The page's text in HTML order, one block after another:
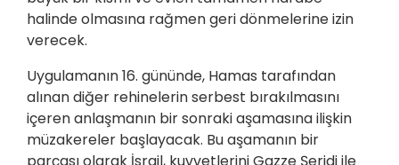
halinde olmasına rağmen geri dönmelerine izin
verecek.
Uygulamanın 16. gününde, Hamas tarafından
alınan diğer rehinelerin serbest bırakılmasını
içeren anlaşmanın bir sonraki aşamasına ilişkin
müzakereler başlayacak. Bu aşamanın bir